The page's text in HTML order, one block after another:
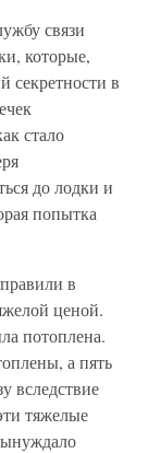
связи
которые,
секретности в
стало
до лодки и
попытка
в
ценой.
потоплена.
а пять
вследствие
тяжелые